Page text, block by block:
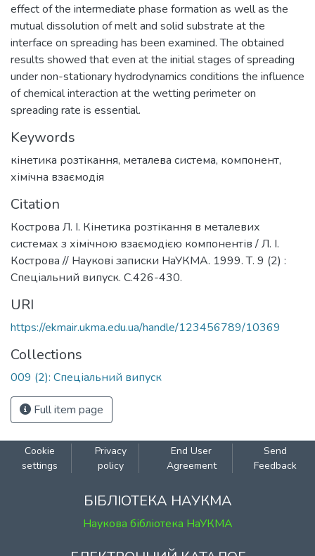
effect of the intermediate phase formation as well as the
mutual dissolution of melt and solid substrate at the
interface on spreading has been examined. The obtained
results showed that even at the initial stages of spreading
under non-stationary hydrodynamics conditions the influence
of chemical interaction at the wetting perimeter on
spreading rate is essential.
Keywords
кінетика розтікання, металева система, компонент,
хімічна взаємодія
Citation
Кострова Л. І. Кінетика розтікання в металевих
системах з хімічною взаємодією компонентів / Л. І.
Кострова // Наукові записки НаУКМА. 1999. Т. 9 (2) :
Спеціальний випуск. С.426-430.
URI
https://ekmair.ukma.edu.ua/handle/123456789/10369
Collections
009 (2): Спеціальний випуск
Full item page
Cookie
settings
Privacy
policy
End User
Agreement
Send
Feedback
БІБЛІОТЕКА НАУКМА
Наукова бібліотека НаУКМА